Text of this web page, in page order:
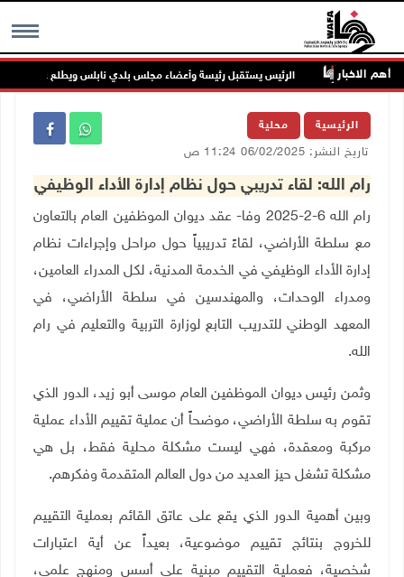
MENU أهم الاخبار الرئيس يستقبل رئيسة وأعضاء مجلس بلدي نابلس ويطلع على خطط
الرئيسية محلية
تاريخ النشر: 06/02/2025 11:24 ص
رام الله: لقاء تدريبي حول نظام إدارة الأداء الوظيفي
رام الله 6-2-2025 وفا- عقد ديوان الموظفين العام بالتعاون
مع سلطة الأراضي، لقاءً تدريبياً حول مراحل وإجراءات نظام
إدارة الأداء الوظيفي في الخدمة المدنية، لكل المدراء العامين،
ومدراء الوحدات، والمهندسين في سلطة الأراضي، في
المعهد الوطني للتدريب التابع لوزارة التربية والتعليم في رام
الله.
وثمن رئيس ديوان الموظفين العام موسى أبو زيد، الدور الذي
تقوم به سلطة الأراضي، موضحاً أن عملية تقييم الأداء عملية
مركبة ومعقدة، فهي ليست مشكلة محلية فقط، بل هي
مشكلة تشغل حيز العديد من دول العالم المتقدمة وفكرهم.
وبين أهمية الدور الذي يقع على عاتق القائم بعملية التقييم
للخروج بنتائج تقييم موضوعية، بعيداً عن أية اعتبارات
شخصية، فعملية التقييم مبنية على أسس ومنهج علمي،